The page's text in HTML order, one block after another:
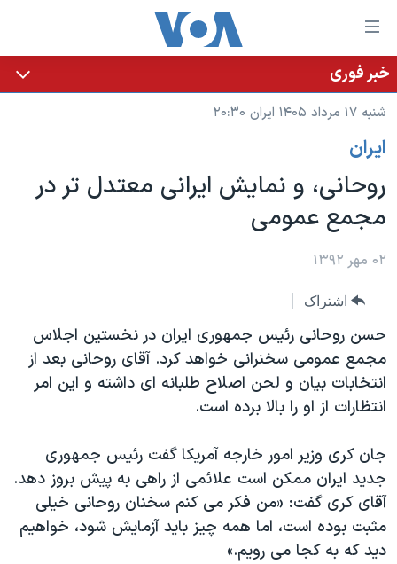
لینکهای
قابل
دسترسی
جهش
محتوای
اصلی
جهش
به
صفحه
جهش
جستجو
خانه
نسخه سبک وب‌سایت
موضوع ها
ایران
آمریکا
جهان
ویدیوها
فرهنگ و زندگی
حقوق شهروندی
اقتصادی
علم و فناوری
اسرائیل در جنگ
برنامه های تلویزیونی
جدول برنامه ها
صفحه‌های ویژه
بایگانی برنامه‌های تلویزیونی
مستندها
انتخابات ریاست جمهوری آمریکا ۲۰۲۴
حمله جمهوری اسلامی به اسرائیل
رمز مهسا
ورزش زنان در ایران
یادگیری زبان انگلیسی
دنبال کنید
زبانهای مختلف
خبر فوری
شنبه ۱۷ مرداد ۱۴۰۵ ایران ۲۰:۳۰
ايران
روحانی، و نمایش ایرانی معتدل تر در
مجمع عمومی
۰۲ مهر ۱۳۹۲
اشتراک
حسن روحانی رئیس جمهوری ایران در نخستین اجلاس
مجمع عمومی سخنرانی خواهد کرد. آقای روحانی بعد از
انتخابات بیان و لحن اصلاح طلبانه ای داشته و این امر
انتظارات از او را بالا برده است.
جان کری وزیر امور خارجه آمریکا گفت رئیس جمهوری
جدید ایران ممکن است علائمی از راهی به پیش بروز دهد.
آقای کری گفت: «من فکر می کنم سخنان روحانی خیلی
مثبت بوده است، اما همه چیز باید آزمایش شود، خواهیم
دید که به کجا می رویم.»